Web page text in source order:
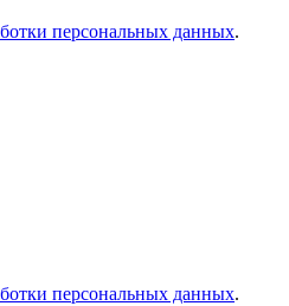
персональных данных.
персональных данных.